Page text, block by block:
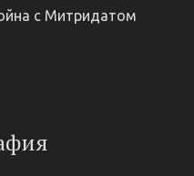
с Митридатом